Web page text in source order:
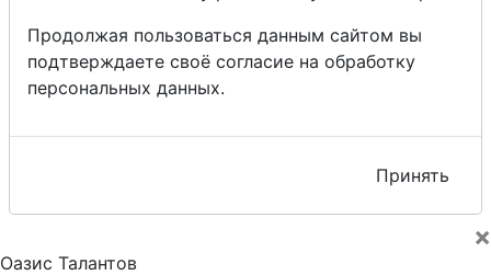
Продолжая пользоваться данным сайтом вы
подтверждаете своё согласие на обработку
персональных данных.
Принять
×
Оазис Талантов